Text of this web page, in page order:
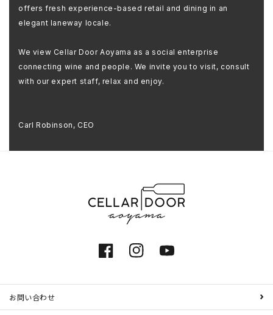
offers fresh experience-based retail and dining in an
elegant laneway locale.
We view Cellar Door Aoyama as a social enterprise
connecting wine and people. We invite you to visit, consult
with our expert staff, relax and enjoy.
Carl Robinson, CEO
FacebookInstagramYouTube
お問い合わせ